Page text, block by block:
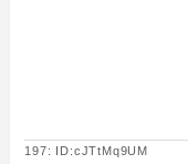
197: ID:cJTtMq9UM